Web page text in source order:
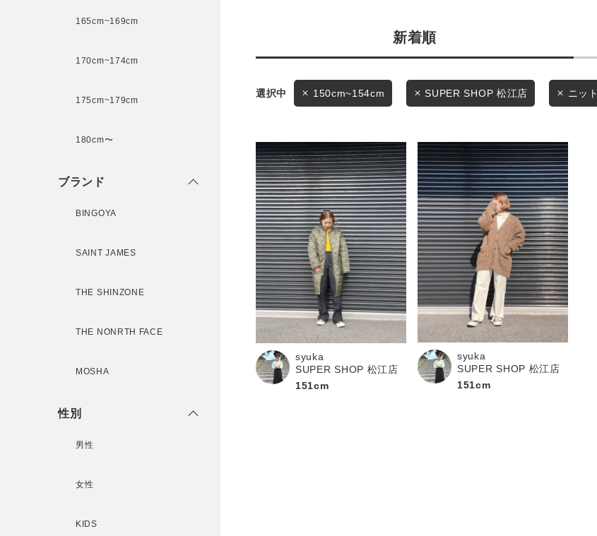
ログイン / マイページ
新規会員登録
スタイリングから探す
WEB限定アイテムを探す
お知らせ・ご利用ガイド
お知らせ
ご利用ガイド
ギフトラッピング
お問い合わせ
セール価格
在庫
在庫あり
この条件で絞り込む
165cm~169cm
170cm~174cm
175cm~179cm
180cm〜
ブランド
BINGOYA
SAINT JAMES
THE SHINZONE
THE NONRTH FACE
MOSHA
性別
男性
女性
KIDS
新着順
150cm~154cm SUPER SHOP 松江店 ニット
syuka
SUPER SHOP 松江店
151cm
syuka
SUPER SHOP 松江店
151cm